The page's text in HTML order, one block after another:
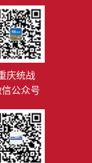
庆统战
公众号